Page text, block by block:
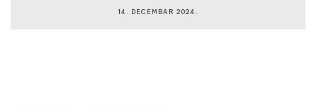
14. DECEMBAR 2024.